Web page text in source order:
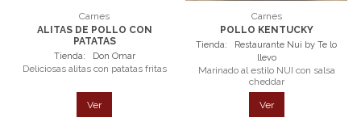
Carnes
ALITAS DE POLLO CON
PATATAS
Tienda: Don Omar
Deliciosas alitas con patatas fritas
Ver
Carnes
POLLO KENTUCKY
Tienda:
Restaurante Nui by Te lo
llevo
Marinado al estilo NUI con salsa
cheddar
Ver